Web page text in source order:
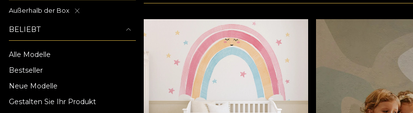
Außerhalb der Box
BELIEBT
Alle Modelle
Bestseller
Neue Modelle
Gestalten Sie Ihr Produkt